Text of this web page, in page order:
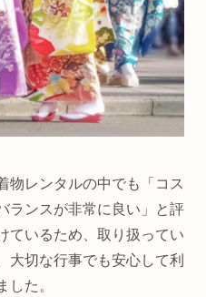
物レンタルの中でも「コス
ランスが非常に良い」と評
ているため、取り扱ってい
大切な行事でも安心して利
した。